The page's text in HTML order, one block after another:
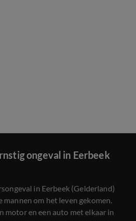
ongeval in Eerbeek
in Eerbeek (Gelderland)
om het leven gekomen.
motor en een auto met elkaar in